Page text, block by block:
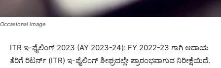
Occasional image
ITR ಇ-ಫೈಲಿಂಗ್ 2023 (AY 2023-24): FY 2022-23 ಗಾಗಿ ಆದಾಯ
ತೆರಿಗೆ ರಿಟರ್ನ್ (ITR) ಇ-ಫೈಲಿಂಗ್ ಶೀಘ್ರದಲ್ಲೇ ಪ್ರಾರಂಭವಾಗುವ ನಿರೀಕ್ಷೆಯಿದೆ.